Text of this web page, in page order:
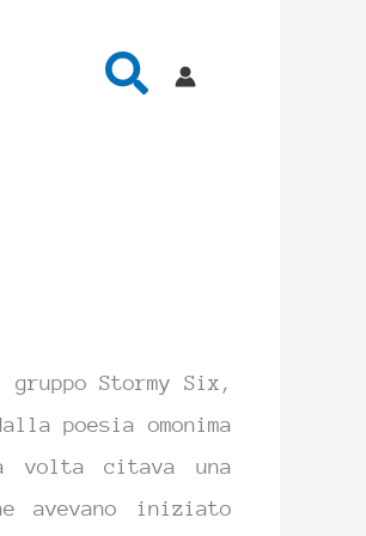
Cerca
Stormy Six,
poesia omonima
volta citava una
avevano iniziato